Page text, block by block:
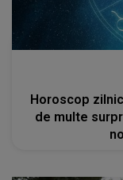
Horoscop
de multe